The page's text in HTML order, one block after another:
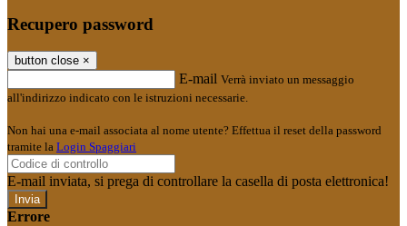
Recupero password
button close ×
E-mail Verrà inviato un messaggio
all'indirizzo indicato con le istruzioni necessarie.
Non hai una e-mail associata al nome utente? Effettua il reset della password
tramite la Login Spaggiari
E-mail inviata, si prega di controllare la casella di posta elettronica!
Errore